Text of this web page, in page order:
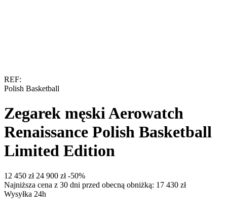
REF:
Polish Basketball
Zegarek męski Aerowatch
Renaissance Polish Basketball
Limited Edition
‍12 450‍ zł ‍24 900‍ zł -50%
Najniższa cena z 30 dni przed obecną obniżką: 17 430 zł
Wysyłka 24h